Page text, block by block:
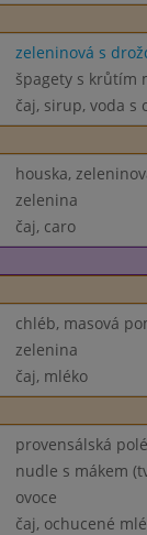
zeleninová s
špagety s krůtím
čaj, sirup, voda s
houska,
zelenina
čaj, caro
chléb, masová
zelenina
čaj, mléko
provensálská
nudle s mákem
ovoce
čaj, ochucené